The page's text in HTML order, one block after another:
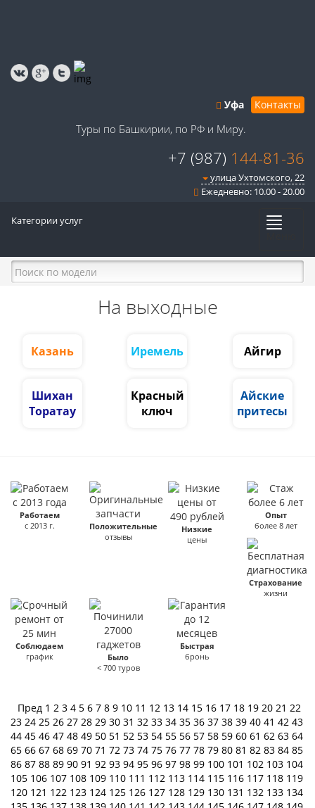
Уфа Контакты
Туры по Башкирии, по РФ и Миру.
+7 (987) 144-81-36
улица Ухтомского, 22
Ежедневно: 10.00 - 20.00
Категории услуг
На выходные
Казань Иремель Айгир
Шихан
Торатау
Красный
ключ
Айские
притесы
Работаем
с 2013 г.
Положительные
отзывы
Низкие
цены
Опыт
более 8 лет
Страхование
жизни
Соблюдаем
график
Было
< 700 туров
Быстрая
бронь
Пред 1 2 3 4 5 6 7 8 9 10 11 12 13 14 15 16 17 18 19 20 21 22
23 24 25 26 27 28 29 30 31 32 33 34 35 36 37 38 39 40 41 42 43
44 45 46 47 48 49 50 51 52 53 54 55 56 57 58 59 60 61 62 63 64
65 66 67 68 69 70 71 72 73 74 75 76 77 78 79 80 81 82 83 84 85
86 87 88 89 90 91 92 93 94 95 96 97 98 99 100 101 102 103 104
105 106 107 108 109 110 111 112 113 114 115 116 117 118 119
120 121 122 123 124 125 126 127 128 129 130 131 132 133 134